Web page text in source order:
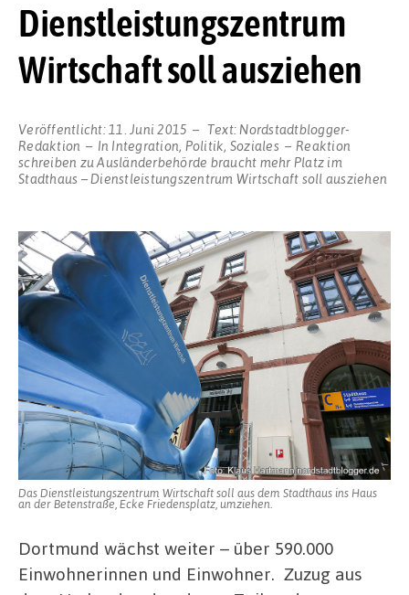
Dienstleistungszentrum
Wirtschaft soll ausziehen
Veröffentlicht: 11. Juni 2015 Text: Nordstadtblogger-
Redaktion
In Integration, Politik, Soziales
Reaktion
schreiben zu Ausländerbehörde braucht mehr Platz im
Stadthaus – Dienstleistungszentrum Wirtschaft soll ausziehen
Das Dienstleistungszentrum Wirtschaft soll aus dem Stadthaus ins Haus
an der Betenstraße, Ecke Friedensplatz, umziehen.
Dortmund wächst weiter – über 590.000
Einwohnerinnen und Einwohner. Zuzug aus